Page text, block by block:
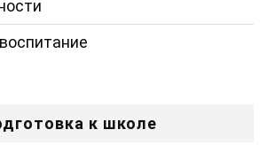
к школе